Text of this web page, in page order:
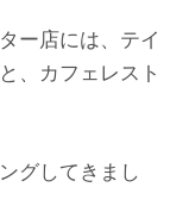
ー店には、テイ
、カフェレスト
グしてきまし